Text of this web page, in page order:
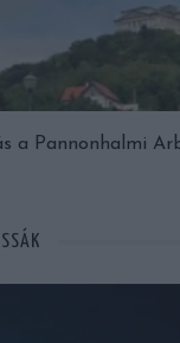
a Pannonhalmi